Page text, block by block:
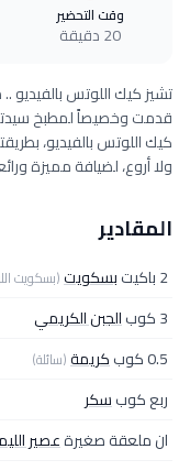
وقت التحضير
20 دقيقة
تشيز كيك اللوتس بالفيديو ..
قدمت وخصيصاً لمطبخ
كيك اللوتس بالفيديو،
ولا أروع، لضيافة مميزة
المقادير
2 باكيت بسكويت(بسكويت
3 كوب
الجبن الكريمي
0.5 كوب
كريمة(سائلة)
ربع كوبسكر
ان ملعقة صغيرةعصير